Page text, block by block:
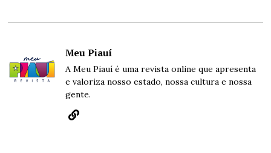
Meu Piauí
A Meu Piauí é uma revista online que apresenta
e valoriza nosso estado, nossa cultura e nossa
gente.